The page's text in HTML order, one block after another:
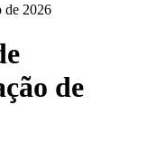
de 2026
de